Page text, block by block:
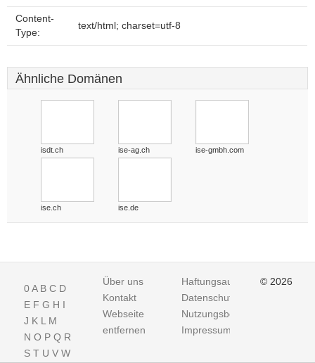
Content-
Type:
text/html; charset=utf-8
Ähnliche Domänen
isdt.ch ise-ag.ch ise-gmbh.com
ise.ch ise.de
0A B C D
E F G H I
J K L M
N O P Q R
S T U V W
Über uns
Kontakt
Webseite
entfernen
Haftungsausschluss
Datenschutz
Nutzungsbedingungen
Impressum
© 2026